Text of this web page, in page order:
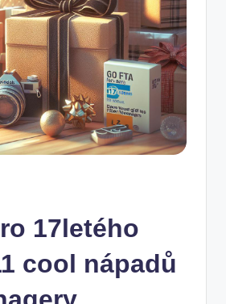
17letého
cool nápadů